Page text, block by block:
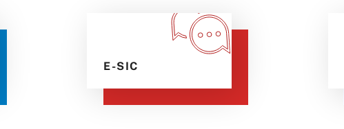
E-SIC